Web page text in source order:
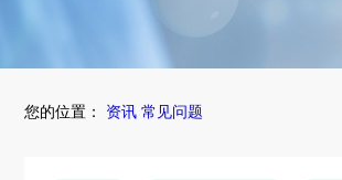
您的位置： 资讯 常见问题